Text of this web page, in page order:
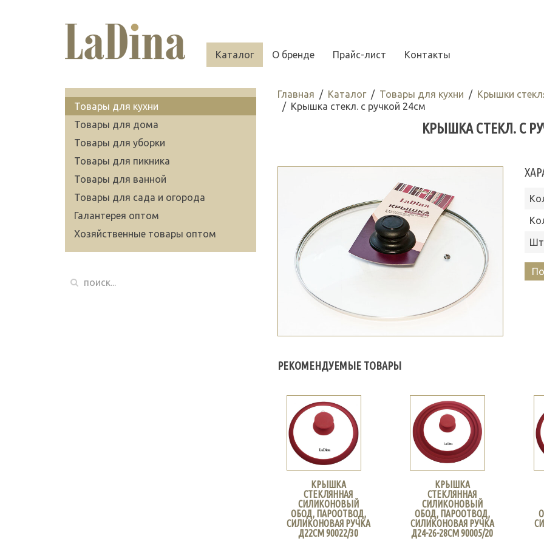
Каталог О бренде Прайс-лист Контакты
Главная Каталог Товары для кухни
Крышки
Крышка стекл. с ручкой 24см
КРЫШКА СТЕКЛ. С
РЕКОМЕНДУЕМЫЕ ТОВАРЫ
КРЫШКА
СТЕКЛЯННАЯ
СИЛИКОНОВЫЙ
ОБОД, ПАРООТВОД,
СИЛИКОНОВАЯ РУЧКА
Д22СМ 90022/30
КРЫШКА
СТЕКЛЯННАЯ
СИЛИКОНОВЫЙ
ОБОД, ПАРООТВОД,
СИЛИКОНОВАЯ РУЧКА
Д24-26-28СМ 90005/20
Товары для кухни
Товары для дома
Товары для уборки
Товары для пикника
Товары для ванной
Товары для сада и огорода
Галантерея оптом
Хозяйственные товары оптом